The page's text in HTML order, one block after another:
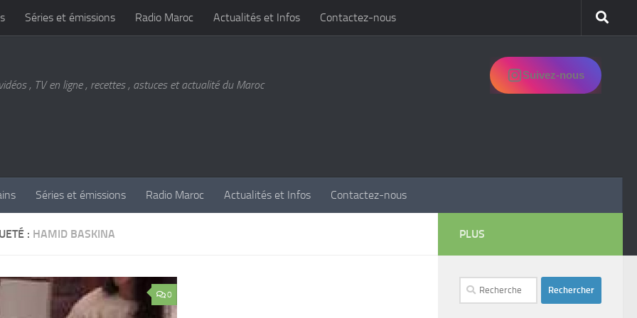
Séries et émissions Radio Maroc Actualités et Infos Contactez-nous
, TV en ligne , recettes , astuces et actualité du Maroc
Suivez-nous
Séries et émissions Radio Maroc Actualités et Infos Contactez-nous
: HAMID BASKINA
0
PLUS
Rechercher :